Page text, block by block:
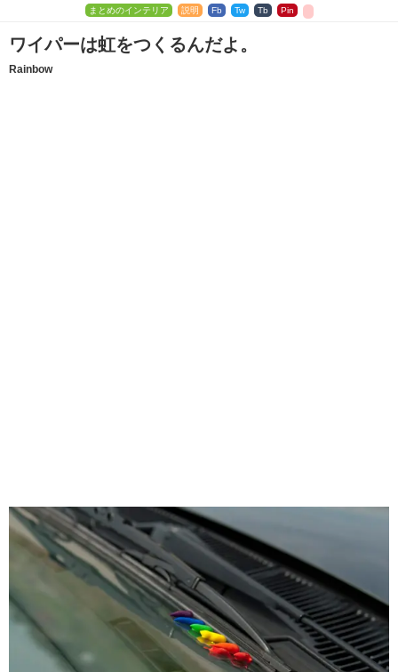
まとめのインテリア 説明 Fb Tw Tb Pin
ワイパーは虹をつくるんだよ。
Rainbow